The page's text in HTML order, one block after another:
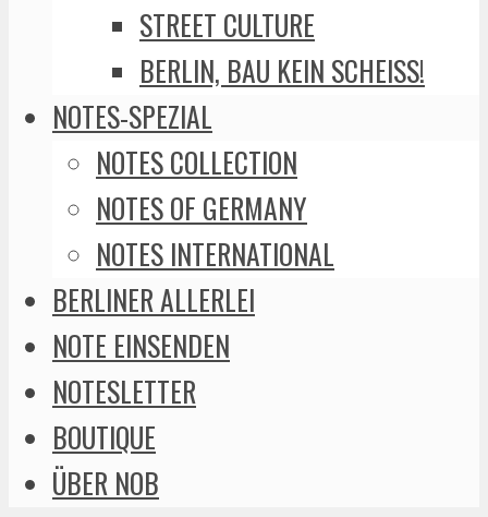
STREET CULTURE
BERLIN, BAU KEIN SCHEISS!
NOTES-SPEZIAL
NOTES COLLECTION
NOTES OF GERMANY
NOTES INTERNATIONAL
BERLINER ALLERLEI
NOTE EINSENDEN
NOTESLETTER
BOUTIQUE
ÜBER NOB